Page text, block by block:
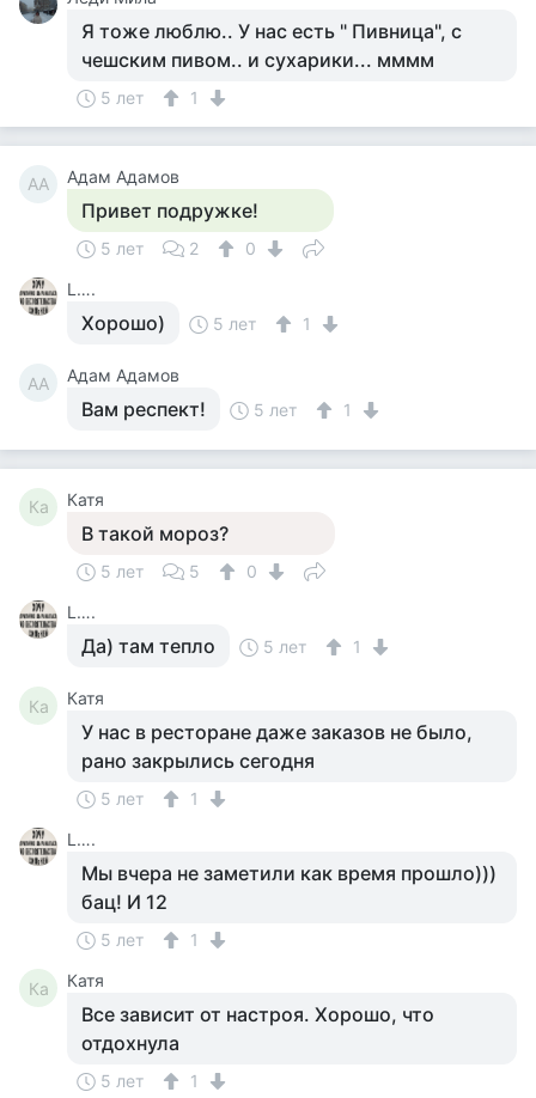
Я тоже люблю.. У нас есть " Пивница", с
чешским пивом.. и сухарики... мммм
5 лет 1
АА Адам Адамов
Привет подружке!
5 лет 2
0
L….
Хорошо) 5 лет 1
АА Адам Адамов
Вам респект! 5 лет 1
Ка Катя
В такой мороз?
5 лет 5
0
L….
Да) там тепло 5 лет 1
Ка Катя
У нас в ресторане даже заказов не было,
рано закрылись сегодня
5 лет
1
L….
Мы вчера не заметили как время прошло)))
бац! И 12
5 лет 1
Ка Катя
Все зависит от настроя. Хорошо, что
отдохнула
5 лет
1